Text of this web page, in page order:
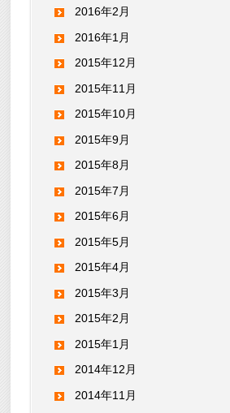
2016年2月
2016年1月
2015年12月
2015年11月
2015年10月
2015年9月
2015年8月
2015年7月
2015年6月
2015年5月
2015年4月
2015年3月
2015年2月
2015年1月
2014年12月
2014年11月